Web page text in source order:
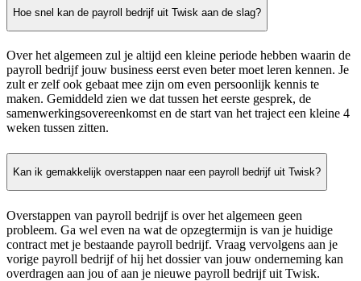
Hoe snel kan de payroll bedrijf uit Twisk aan de slag?
Over het algemeen zul je altijd een kleine periode hebben waarin de
payroll bedrijf jouw business eerst even beter moet leren kennen. Je
zult er zelf ook gebaat mee zijn om even persoonlijk kennis te
maken. Gemiddeld zien we dat tussen het eerste gesprek, de
samenwerkingsovereenkomst en de start van het traject een kleine 4
weken tussen zitten.
Kan ik gemakkelijk overstappen naar een payroll bedrijf uit Twisk?
Overstappen van payroll bedrijf is over het algemeen geen
probleem. Ga wel even na wat de opzegtermijn is van je huidige
contract met je bestaande payroll bedrijf. Vraag vervolgens aan je
vorige payroll bedrijf of hij het dossier van jouw onderneming kan
overdragen aan jou of aan je nieuwe payroll bedrijf uit Twisk.